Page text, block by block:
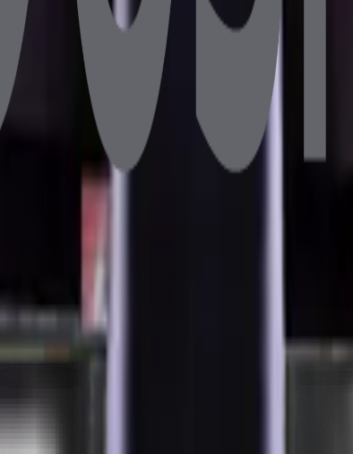
128GB SSD
128GB SSD 10.1" Müşteri Ekranlı
256GB NVMe SSD 10.1" Müşteri Ekranlı
SSD 10.1" Müşteri Ekranlı